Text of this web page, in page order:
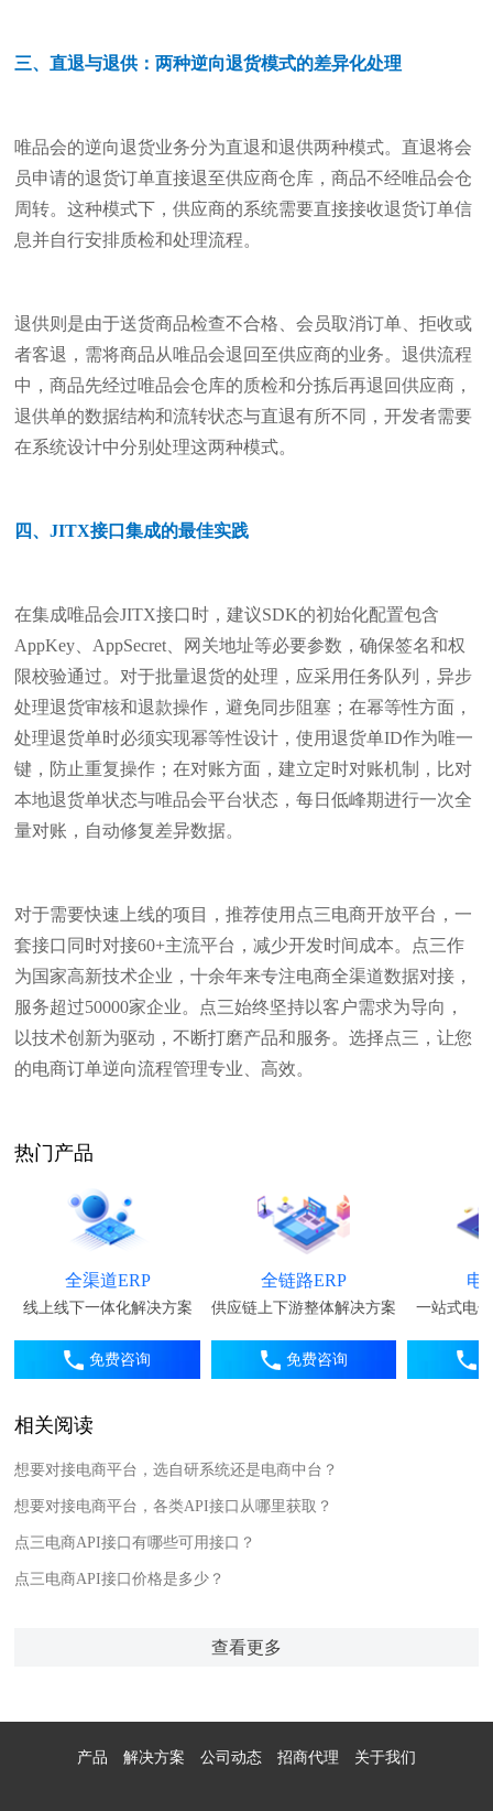
三、直退与退供：两种逆向退货模式的差异化处理
唯品会的逆向退货业务分为直退和退供两种模式。直退将会
员申请的退货订单直接退至供应商仓库，商品不经唯品会仓
周转。这种模式下，供应商的系统需要直接接收退货订单信
息并自行安排质检和处理流程。
退供则是由于送货商品检查不合格、会员取消订单、拒收或
者客退，需将商品从唯品会退回至供应商的业务。退供流程
中，商品先经过唯品会仓库的质检和分拣后再退回供应商，
退供单的数据结构和流转状态与直退有所不同，开发者需要
在系统设计中分别处理这两种模式。
四、JITX接口集成的最佳实践
在集成唯品会JITX接口时，建议SDK的初始化配置包含
AppKey、AppSecret、网关地址等必要参数，确保签名和权
限校验通过。对于批量退货的处理，应采用任务队列，异步
处理退货审核和退款操作，避免同步阻塞；在幂等性方面，
处理退货单时必须实现幂等性设计，使用退货单ID作为唯一
键，防止重复操作；在对账方面，建立定时对账机制，比对
本地退货单状态与唯品会平台状态，每日低峰期进行一次全
量对账，自动修复差异数据。
对于需要快速上线的项目，推荐使用点三电商开放平台，一
套接口同时对接60+主流平台，减少开发时间成本。点三作
为国家高新技术企业，十余年来专注电商全渠道数据对接，
服务超过50000家企业。点三始终坚持以客户需求为导向，
以技术创新为驱动，不断打磨产品和服务。选择点三，让您
的电商订单逆向流程管理专业、高效。
热门产品
全渠道ERP
线上线下一体化解决方案
免费咨询
全链路ERP
供应链上下游整体解决方案
免费咨询
电
一站式电
相关阅读
想要对接电商平台，选自研系统还是电商中台？
想要对接电商平台，各类API接口从哪里获取？
点三电商API接口有哪些可用接口？
点三电商API接口价格是多少？
查看更多
产品 解决方案 公司动态 招商代理 关于我们